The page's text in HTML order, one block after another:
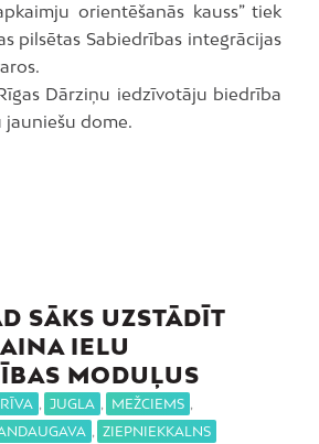
orientēšanās kauss” tiek
pilsētas Sabiedrības integrācijas
Dārziņu iedzīvotāju biedrība
jauniešu dome.
SĀKS UZSTĀDĪT
IELU
MODUĻUS
, JUGLA , MEŽCIEMS ,
, ZIEPNIEKKALNS